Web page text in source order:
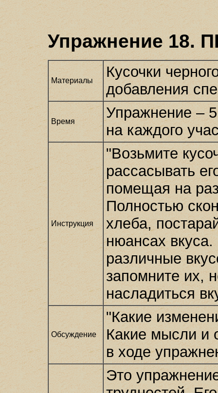
Упражнение 18.
Материалы
Кусочки
добавления
Время
Упражнение –
на каждого
Инструкция
"Возьмите
рассасывать
помещая на
Полностью
хлеба,
нюансах
различные
запомните их,
насладиться
Обсуждение
"Какие
Какие мысли и
в ходе
Это